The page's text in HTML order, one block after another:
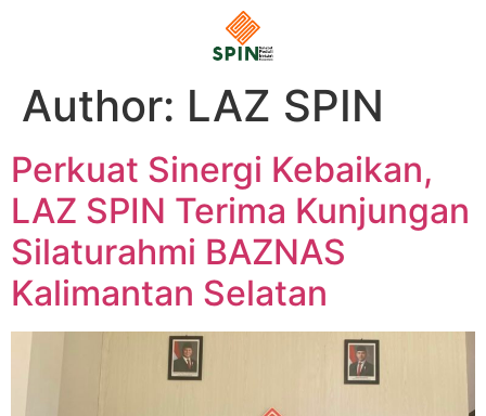
Author: LAZ SPIN
Perkuat Sinergi Kebaikan,
LAZ SPIN Terima Kunjungan
Silaturahmi BAZNAS
Kalimantan Selatan